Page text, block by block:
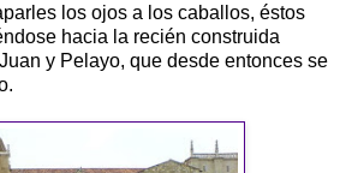
los ojos a los caballos, éstos
hacia la recién construida
y Pelayo, que desde entonces se